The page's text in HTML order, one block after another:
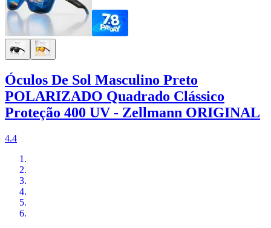
Óculos De Sol Masculino Preto
POLARIZADO Quadrado Clássico
Proteção 400 UV - Zellmann ORIGINAL
4.4